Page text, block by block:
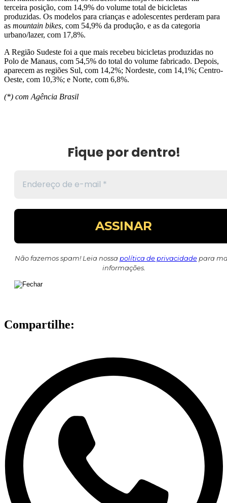
terceira posição, com 14,9% do volume total de bicicletas
produzidas. Os modelos para crianças e adolescentes perderam para
as mountain bikes, com 54,9% da produção, e as da categoria
urbano/lazer, com 17,8%.
A Região Sudeste foi a que mais recebeu bicicletas produzidas no
Polo de Manaus, com 54,5% do total do volume fabricado. Depois,
aparecem as regiões Sul, com 14,2%; Nordeste, com 14,1%; Centro-
Oeste, com 10,3%; e Norte, com 6,8%.
(*) com Agência Brasil
Fique por dentro!
Não fazemos spam! Leia nossapolítica de privacidadepara
informações.
Compartilhe: